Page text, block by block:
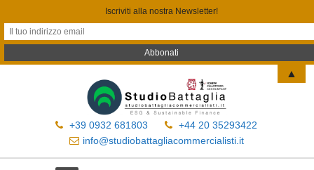
+39 0932 681803
+44 20 35293422
info@studiobattagliacommercialisti.it
Iscriviti alla nostra Newsletter!
▲